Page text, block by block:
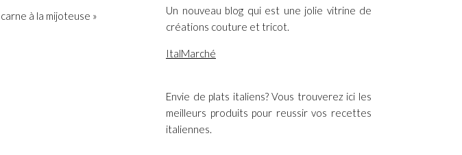
à la mijoteuse »
Un nouveau blog qui est une jolie vitrine de
créations couture et tricot.
ItalMarché
Envie de plats italiens? Vous trouverez ici les
meilleurs produits pour reussir vos recettes
italiennes.